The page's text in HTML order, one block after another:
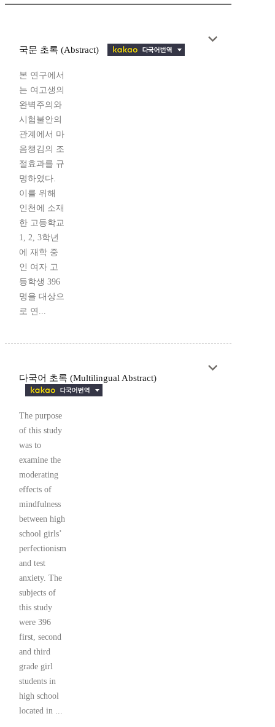
국문 초록 (Abstract)
본 연구에서
는 여고생의
완벽주의와
시험불안의
관계에서 마
음챙김의 조
절효과를 규
명하였다.
이를 위해
인천에 소재
한 고등학교
1, 2, 3학년
에 재학 중
인 여자 고
등학생 396
명을 대상으
로 연...
다국어 초록 (Multilingual Abstract)
The purpose
of this study
was to
examine the
moderating
effects of
mindfulness
between high
school girls’
perfectionism
and test
anxiety. The
subjects of
this study
were 396
first, second
and third
grade girl
students in
high school
located in ...